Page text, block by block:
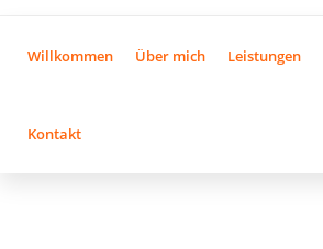
Willkommen Über mich Leistungen
Kontakt